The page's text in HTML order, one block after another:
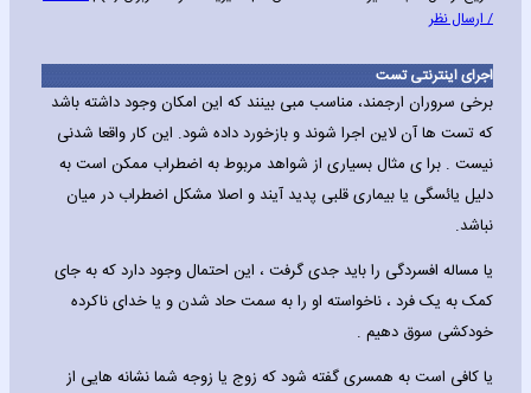
/ ارسال نظر
اجرای اینترنتی تست
برخی سروران ارجمند، مناسب مبی بینند که این امکان وجود داشته باشد
که تست ها آن لاین اجرا شوند و بازخورد داده شود. این کار واقعا شدنی
نیست . برا ی مثال بسیاری از شواهد مربوط به اضطراب ممکن است به
دلیل یائسگی یا بیماری قلبی پدید آیند و اصلا مشکل اضطراب در میان
نباشد.
یا مساله افسردگی را باید جدی گرفت ، این احتمال وجود دارد که به جای
کمک به یک فرد ، ناخواسته او را به سمت حاد شدن و یا خدای ناکرده
خودکشی سوق دهیم .
یا کافی است به همسری گفته شود که زوج یا زوجه شما نشانه هایی از